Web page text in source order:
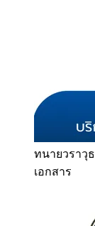
ทนายวราวุธ
เอกสาร